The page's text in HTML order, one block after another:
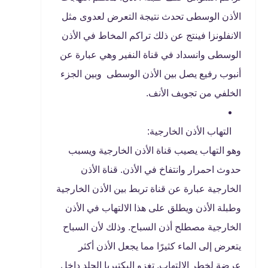
الأذن الوسطى تحدث نتيجة التعرض لعدوى مثل
الانفلونزا فينتج عن ذلك تراكم المخاط في الأذن
الوسطى وانسداد في قناة النفير وهي عبارة عن
أنبوب رفيع يصل بين الأذن الوسطى وبين الجزء
الخلفي من تجويف الأنف.
التهاب الأذن الخارجية:
وهو التهاب يصيب قناة الأذن الخارجية ويسبب
حدوث احمرار وانتفاخ في الأذن. قناة الأذن
الخارجية عبارة عن قناة تربط بين الأذن الخارجية
وطبلة الأذن ويطلق على هذا الالتهاب في الأذن
الخارجية مصطلح أذن السباح. وذلك لأن السباح
يتعرض إلى الماء كثيرًا مما يجعل الأذن أكثر
عرضة لخطر الالتهاب. تغزو البكتيريا الجلد داخل